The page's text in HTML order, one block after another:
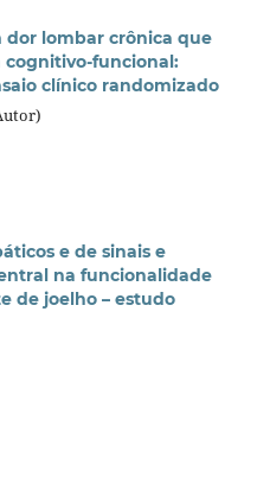
lombar crônica que
funcional:
clínico randomizado
e de sinais e
na funcionalidade
de joelho – estudo